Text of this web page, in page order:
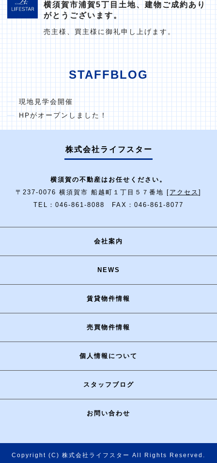
横須賀市浦賀5丁目土地、建物ご成約あり
がとうございます。
売主様、買主様に御礼申し上げます。
STAFFBLOG
現地見学会開催
HPがオープンしました！
株式会社ライフスター
横須賀の不動産はお任せください。
〒237-0076 横須賀市 船越町１丁目５７番地 [ アクセス ]
TEL：046-861-8088 FAX：046-861-8077
会社案内
NEWS
賃貸物件情報
売買物件情報
個人情報について
スタッフブログ
お問い合わせ
Copyright (C) 株式会社ライフスター All Rights Reserved.